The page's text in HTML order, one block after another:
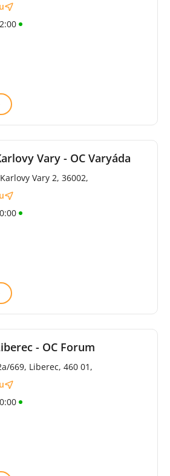
Vary - OC Varyáda
Vary 2, 36002,
- OC Forum
669, Liberec, 460 01,